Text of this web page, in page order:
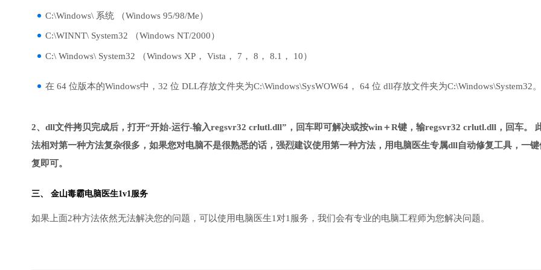
C:\Windows\ 系统 （Windows 95/98/Me）
C:\WINNT\ System32 （Windows NT/2000）
C:\ Windows\ System32 （Windows XP， Vista， 7， 8， 8.1， 10）
在 64 位版本的Windows中，32 位 DLL存放文件夹为C:\Windows\SysWOW64， 64 位 dll存放文件夹为C:\Windows\System32。
2、dll文件拷贝完成后，打开“开始-运行-输入regsvr32 crlutl.dll”，回车即可解决或按win＋R键，输regsvr32 crlutl.dll，回车。
法相对第一种方法复杂很多，如果您对电脑不是很熟悉的话，强烈建议使用第一种方法，用电脑医生专属dll自动修复工具，一键
复即可。
三、 金山毒霸电脑医生1v1服务
如果上面2种方法依然无法解决您的问题，可以使用电脑医生1对1服务，我们会有专业的电脑工程师为您解决问题。